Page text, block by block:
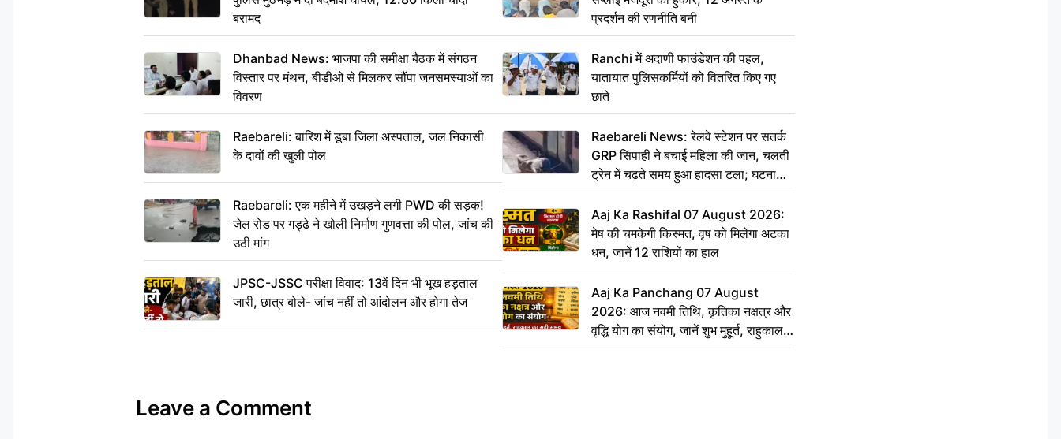
बरामद
Dhanbad News: भाजपा की समीक्षा बैठक में संगठन
विस्तार पर मंथन, बीडीओ से मिलकर सौंपा जनसमस्याओं का
विवरण
Raebareli: बारिश में डूबा जिला अस्पताल, जल निकासी
के दावों की खुली पोल
Raebareli: एक महीने में उखड़ने लगी PWD की सड़क!
जेल रोड पर गड्ढे ने खोली निर्माण गुणवत्ता की पोल, जांच की
उठी मांग
JPSC-JSSC परीक्षा विवाद: 13वें दिन भी भूख हड़ताल
जारी, छात्र बोले- जांच नहीं तो आंदोलन और होगा तेज
प्रदर्शन की रणनीति बनी
Ranchi में अदाणी फाउंडेशन की पहल,
यातायात पुलिसकर्मियों को वितरित किए गए
छाते
Raebareli News: रेलवे स्टेशन पर सतर्क
GRP सिपाही ने बचाई महिला की जान, चलती
ट्रेन में चढ़ते समय हुआ हादसा टला; घटना
CCTV में कैद
Aaj Ka Rashifal 07 August 2026:
मेष की चमकेगी किस्मत, वृष को मिलेगा अटका
धन, जानें 12 राशियों का हाल
Aaj Ka Panchang 07 August
2026: आज नवमी तिथि, कृतिका नक्षत्र और
वृद्धि योग का संयोग, जानें शुभ मुहूर्त, राहुकाल
का सही समय
Leave a Comment